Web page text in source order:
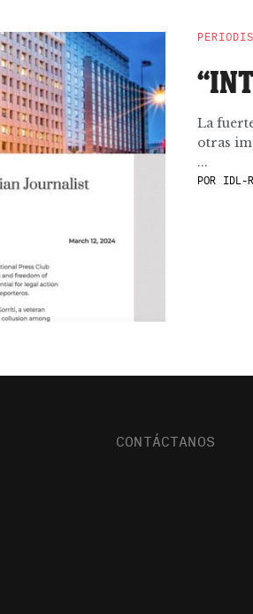
La
otras
...
POR IDL-
CONTÁCTANOS